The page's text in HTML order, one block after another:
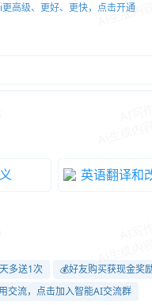
高级、更好、更快，点击开通
英语翻译和
多送1次
💰好友购买获现金奖
交流，点击加入智能AI交流群